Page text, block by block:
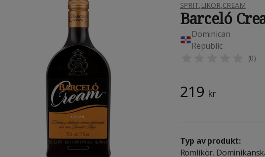
SPRIT,LIKÖR,CREAM
Barceló
Dominican
Republic
(0)
219 kr
Typ av produkt:
Romlikör.